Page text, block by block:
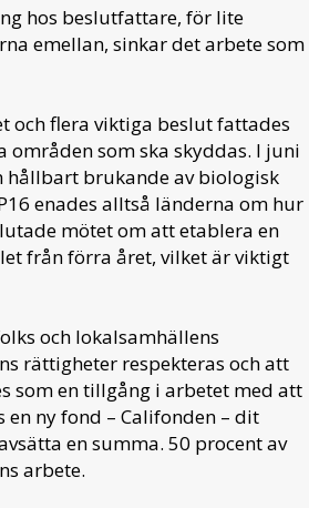
hos beslutfattare, för lite
emellan, sinkar det arbete som
och flera viktiga beslut fattades
områden som ska skyddas. I juni
hållbart brukande av biologisk
enades alltså länderna om hur
mötet om att etablera en
från förra året, vilket är viktigt
och lokalsamhällens
rättigheter respekteras och att
som en tillgång i arbetet med att
ny fond – Califonden – dit
en summa. 50 procent av
arbete.